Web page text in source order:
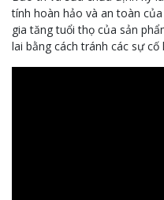
tính hoàn hảo và an toàn
gia tăng tuổi thọ của sản
lai bằng cách tránh các sự cố